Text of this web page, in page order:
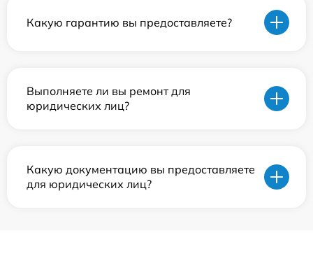
Какую гарантию вы предоставляете?
Выполняете ли вы ремонт для
юридических лиц?
Какую документацию вы предоставляете
для юридических лиц?